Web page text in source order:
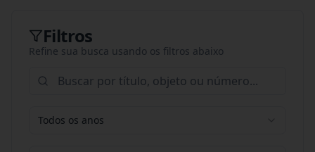
Filtros
Refine sua busca usando os filtros abaixo
Todos os anos